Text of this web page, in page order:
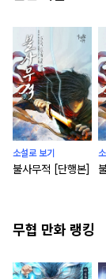
소설로 보기
불사무적 [단행본]
무협 만화 랭킹